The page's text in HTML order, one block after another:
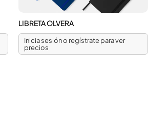
LIBRETA OLVERA
Inicia sesión o regístrate para ver
precios